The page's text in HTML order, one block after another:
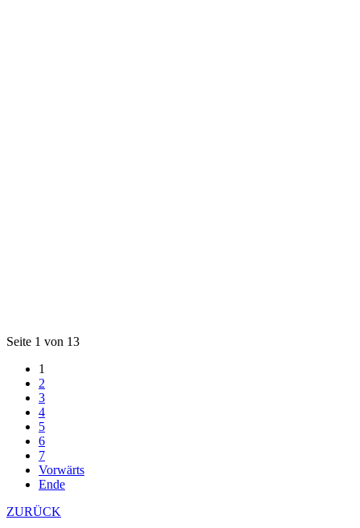
Seite 1 von 13
1
2
3
4
5
6
7
Vorwärts
Ende
ZURÜCK